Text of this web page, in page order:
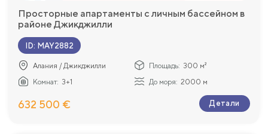
Просторные апартаменты с личным бассейном в
районе Джикджилли
ID: MAY2882
Алания / Джикджилли Площадь: 300 м²
Комнат: 3+1 До моря: 2000 м
632 500 € Детали